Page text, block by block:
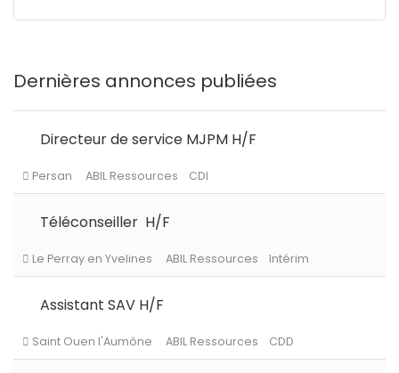
Dernières annonces publiées
Directeur de service MJPM H/F
Persan ABIL Ressources CDI
Téléconseiller H/F
Le Perray en Yvelines ABIL Ressources Intérim
Assistant SAV H/F